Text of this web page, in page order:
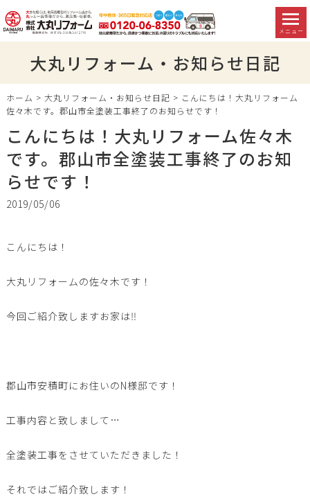
メニュー
大丸リフォーム・お知らせ日記
ホーム > 大丸リフォーム・お知らせ日記 > こんにちは！大丸リフォーム
佐々木です。郡山市全塗装工事終了のお知らせです！
こんにちは！大丸リフォーム佐々木
です。郡山市全塗装工事終了のお知
らせです！
2019/05/06
こんにちは！
大丸リフォームの佐々木です！
今回ご紹介致しますお家は‼︎
郡山市安積町にお住いのN様邸です！
工事内容と致しまして…
全塗装工事をさせていただきました！
それではご紹介致します！